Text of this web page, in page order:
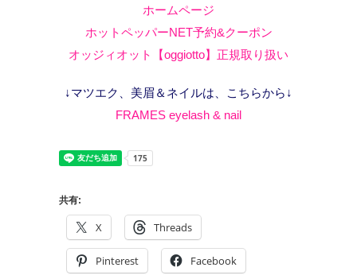
ホームページ
ホットペッパーNET予約&クーポン
オッジィオット【oggiotto】正規取り扱い
↓マツエク、美眉＆ネイルは、こちらから↓
FRAMES eyelash & nail
共有:
X Threads
Pinterest Facebook